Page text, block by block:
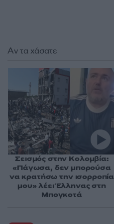
Αν τα χάσατε
Σεισμός στην Κολομβία:
«Πάγωσα, δεν μπορούσα
να κρατήσω την ισορροπία
μου» λέει Έλληνας στη
Μπογκοτά